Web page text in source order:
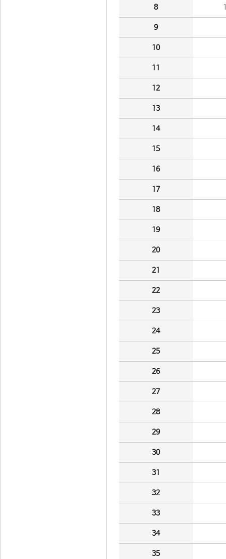
8
9
10
11
12
13
14
15
16
17
18
19
20
21
22
23
24
25
26
27
28
29
30
31
32
33
34
35